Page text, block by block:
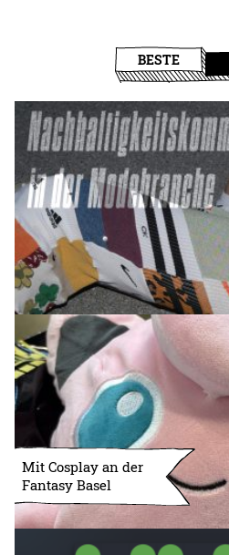
BESTE
Mit Cosplay an der
Fantasy Basel